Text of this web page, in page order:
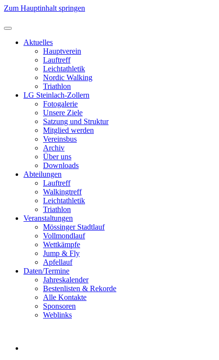
Zum Hauptinhalt springen
Aktuelles
Hauptverein
Lauftreff
Leichtathletik
Nordic Walking
Triathlon
LG Steinlach-Zollern
Fotogalerie
Unsere Ziele
Satzung und Struktur
Mitglied werden
Vereinsbus
Archiv
Über uns
Downloads
Abteilungen
Lauftreff
Walkingtreff
Leichtathletik
Triathlon
Veranstaltungen
Mössinger Stadtlauf
Vollmondlauf
Wettkämpfe
Jump & Fly
Apfellauf
Daten/Termine
Jahreskalender
Bestenlisten & Rekorde
Alle Kontakte
Sponsoren
Weblinks